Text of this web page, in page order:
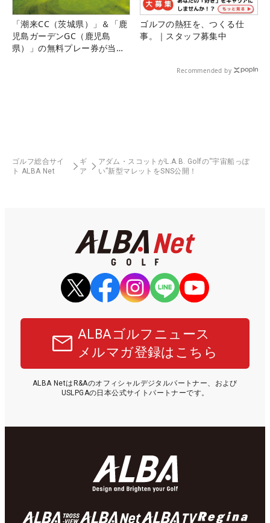
「潮来CC（茨城県）」＆「鹿
児島ガーデンGC（鹿児島
県）」の無料プレー券が当た
ゴルフの熱狂を、つくる仕
事。｜スタッフ募集中
Recommended by
ゴルフ総合サイ
ト ALBA Net
ギ
ア
アダム・スコットがL.A.B. Golfの“宇宙船っぽ
い”新型マレットをSNS公開！
ALBAゴルフニュース
メルマガ登録はこちら
ALBA NetはR&Aのオフィシャルデジタルパートナー、および
USLPGAの日本公式サイトパートナーです。